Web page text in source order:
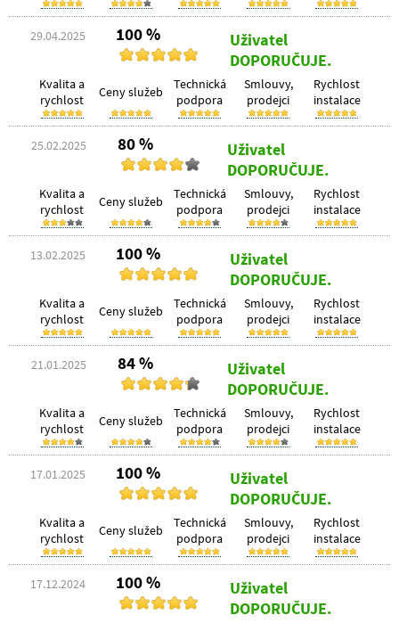
29.04.2025 100 %
Uživatel
DOPORUČUJE.
Kvalita a
rychlost
Ceny služeb
Technická
podpora
Smlouvy,
prodejci
Rychlost
instalace
25.02.2025 80 %
Uživatel
DOPORUČUJE.
Kvalita a
rychlost
Ceny služeb
Technická
podpora
Smlouvy,
prodejci
Rychlost
instalace
13.02.2025 100 %
Uživatel
DOPORUČUJE.
Kvalita a
rychlost
Ceny služeb
Technická
podpora
Smlouvy,
prodejci
Rychlost
instalace
21.01.2025 84 %
Uživatel
DOPORUČUJE.
Kvalita a
rychlost
Ceny služeb
Technická
podpora
Smlouvy,
prodejci
Rychlost
instalace
17.01.2025 100 %
Uživatel
DOPORUČUJE.
Kvalita a
rychlost
Ceny služeb
Technická
podpora
Smlouvy,
prodejci
Rychlost
instalace
17.12.2024 100 %
Uživatel
DOPORUČUJE.